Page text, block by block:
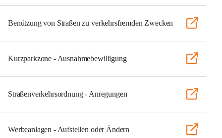
Benützung von Straßen zu verkehrsfremden Zwecken
Kurzparkzone - Ausnahmebewilligung
Straßenverkehrsordnung - Anregungen
Werbeanlagen - Aufstellen oder Ändern